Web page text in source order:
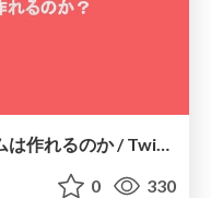
Twilio Syncでオンラインゲームは作れるのか / Twilio Sync Online Game
0 330